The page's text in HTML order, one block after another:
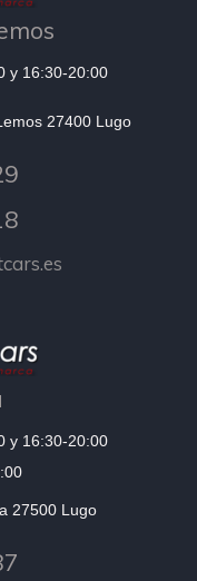
y 16:30-20:00
27400 Lugo
y 16:30-20:00
27500 Lugo